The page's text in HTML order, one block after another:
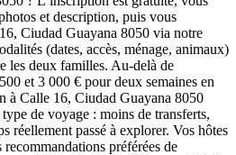
et description, puis vous
Ciudad Guayana 8050 via notre
(dates, accès, ménage, animaux)
les deux familles. Au-delà de
et 3 000 € pour deux semaines en
à Calle 16, Ciudad Guayana 8050
de voyage : moins de transferts,
réellement passé à explorer. Vos hôtes
préférées de